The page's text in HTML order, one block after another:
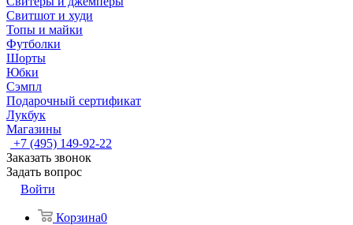
Свитшот и худи
Топы и майки
Футболки
Шорты
Юбки
Сэмпл
Подарочный сертификат
Лукбук
Магазины
+7 (495) 149-92-22
Заказать звонок
Задать вопрос
Войти
Корзина0